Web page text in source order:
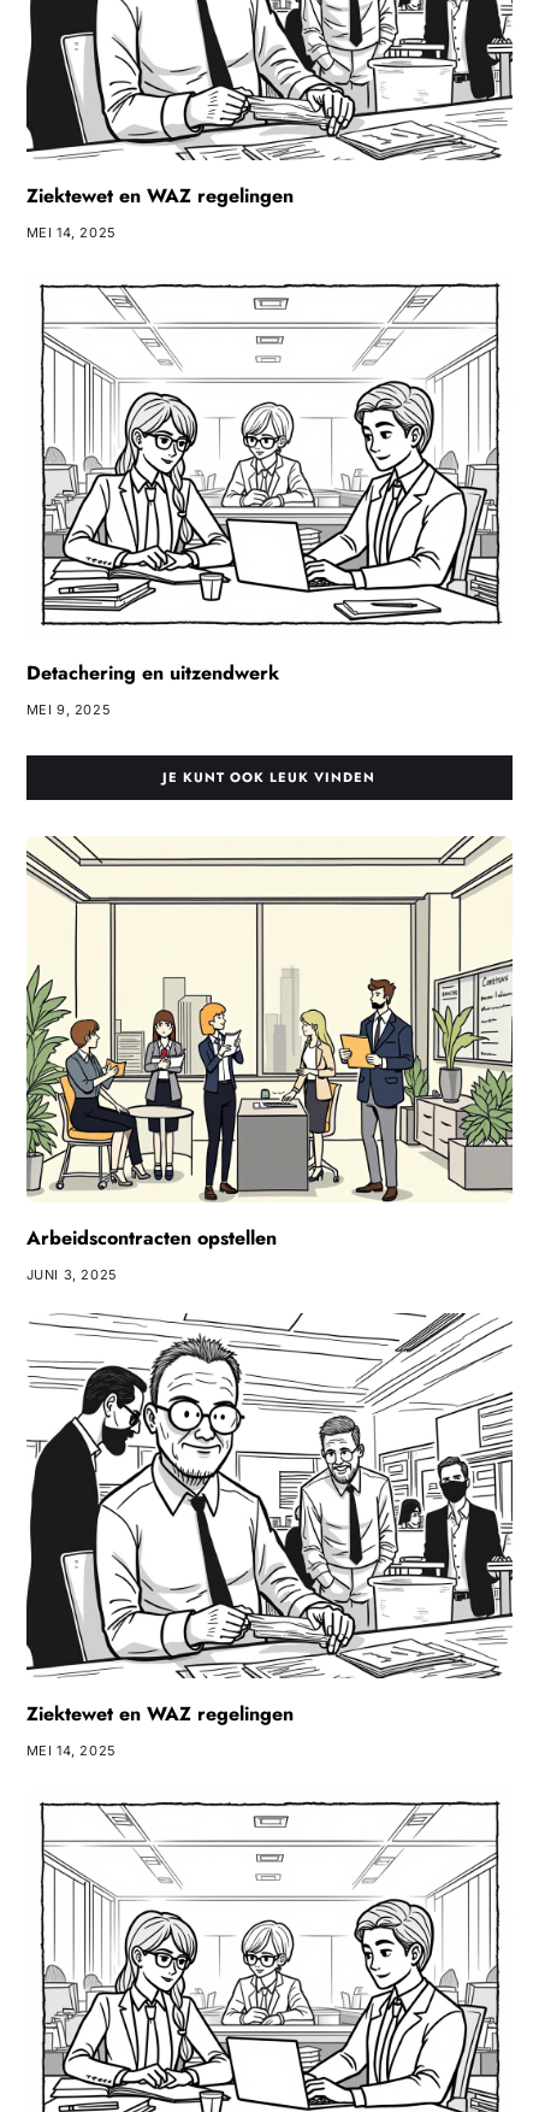
Ziektewet en WAZ regelingen
MEI 14, 2025
Detachering en uitzendwerk
MEI 9, 2025
JE KUNT OOK LEUK VINDEN
Arbeidscontracten opstellen
JUNI 3, 2025
Ziektewet en WAZ regelingen
MEI 14, 2025